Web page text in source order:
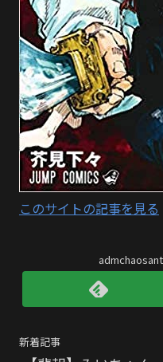
このサイトの記事を見る
新着記事